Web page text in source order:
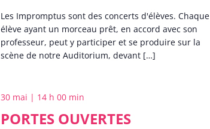
Les Impromptus sont des concerts d'élèves. Chaque
élève ayant un morceau prêt, en accord avec son
professeur, peut y participer et se produire sur la
scène de notre Auditorium, devant […]
PORTES OUVERTES
30 mai | 14 h 00 min